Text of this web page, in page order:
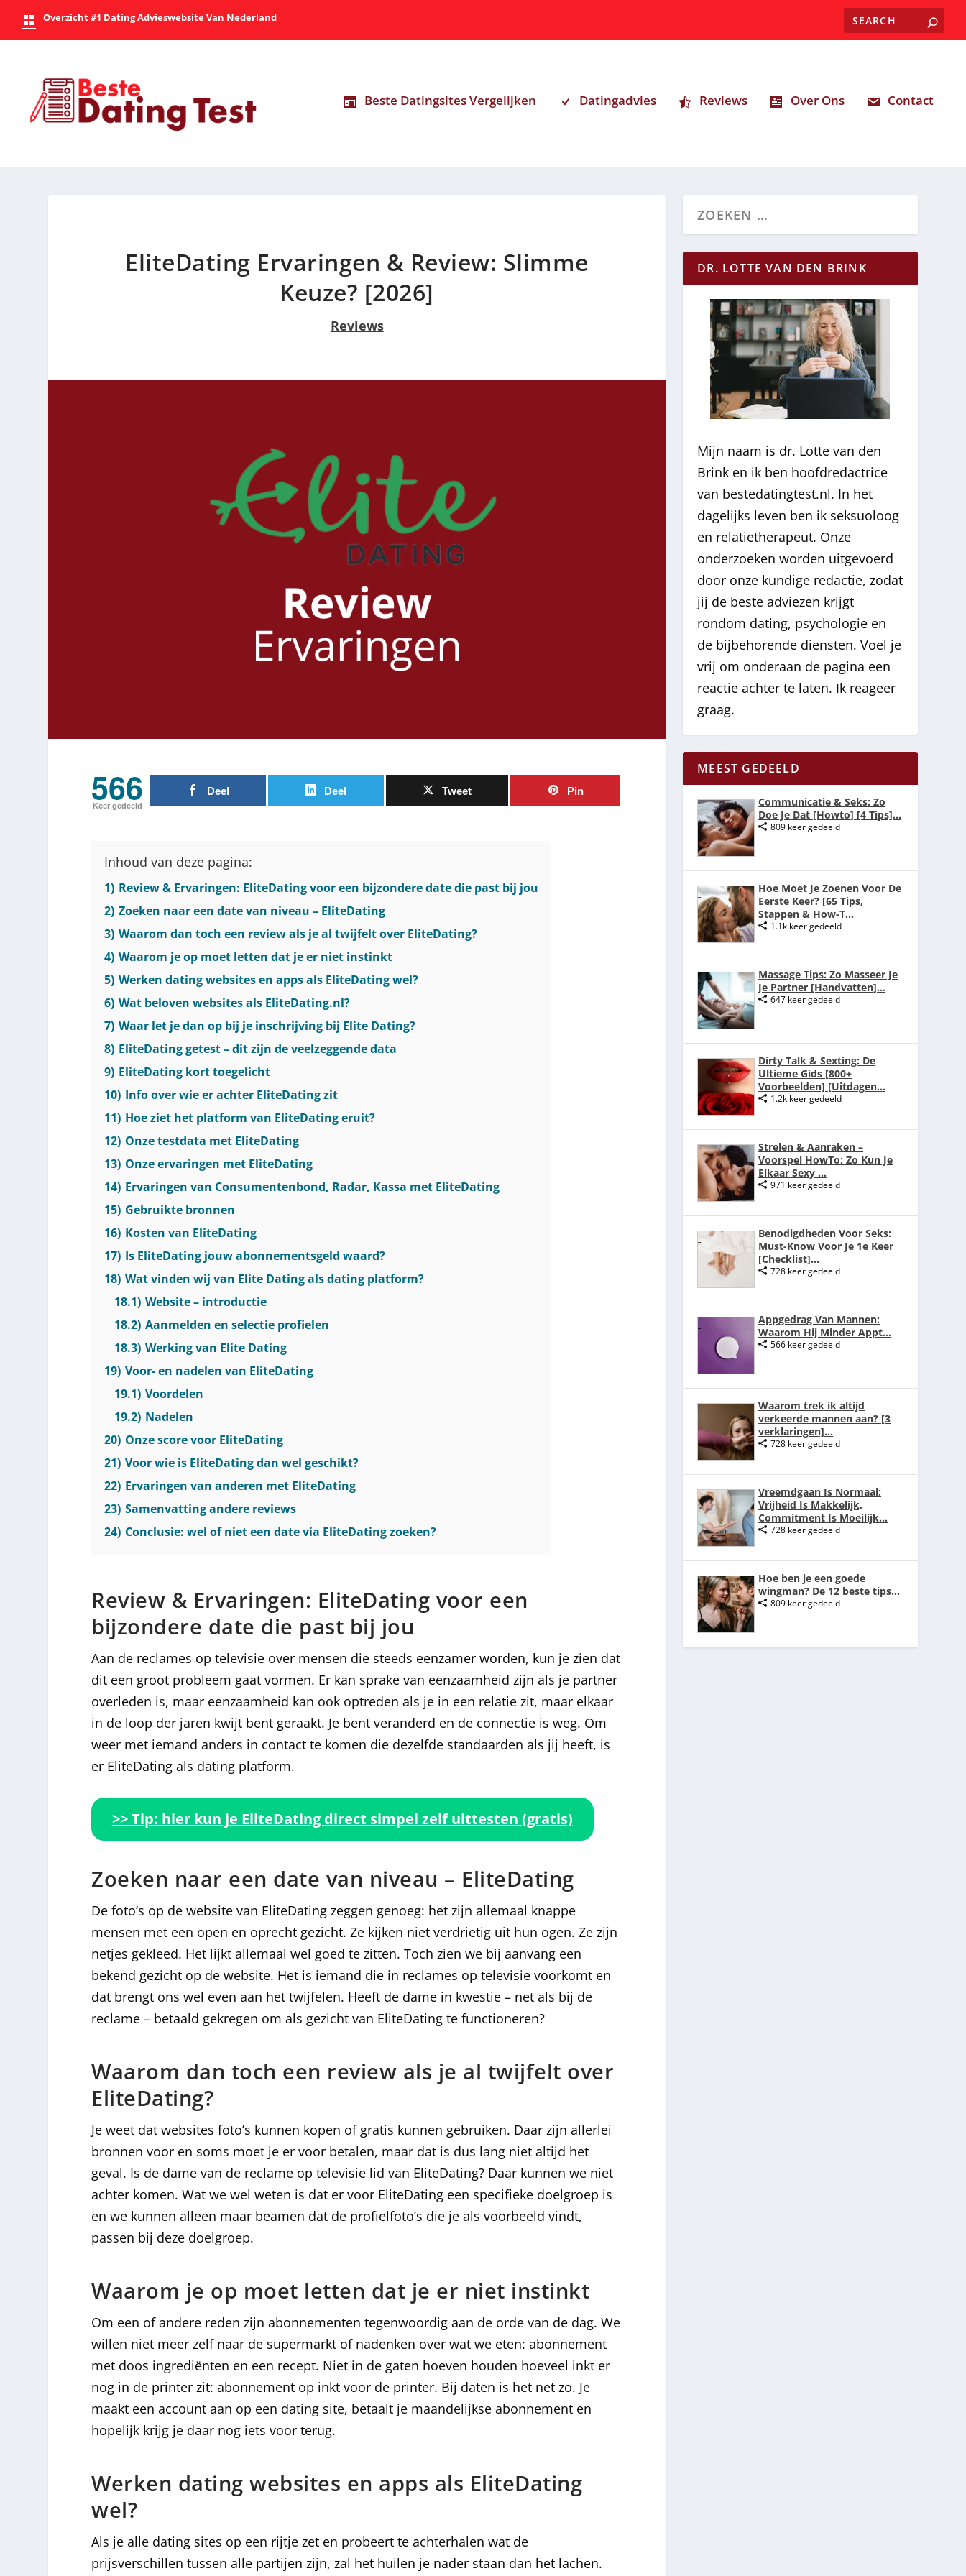
Overzicht #1 Dating Advieswebsite Van Nederland
Beste Datingsites Vergelijken Datingadvies Reviews Over Ons Contact
EliteDating Ervaringen & Review: Slimme
Keuze? [2026]
Reviews
566
Keer gedeeld
Deel Deel Tweet Pin
Inhoud van deze pagina:
1) Review & Ervaringen: EliteDating voor een bijzondere date die past bij jou
2) Zoeken naar een date van niveau – EliteDating
3) Waarom dan toch een review als je al twijfelt over EliteDating?
4) Waarom je op moet letten dat je er niet instinkt
5) Werken dating websites en apps als EliteDating wel?
6) Wat beloven websites als EliteDating.nl?
7) Waar let je dan op bij je inschrijving bij Elite Dating?
8) EliteDating getest – dit zijn de veelzeggende data
9) EliteDating kort toegelicht
10) Info over wie er achter EliteDating zit
11) Hoe ziet het platform van EliteDating eruit?
12) Onze testdata met EliteDating
13) Onze ervaringen met EliteDating
14) Ervaringen van Consumentenbond, Radar, Kassa met EliteDating
15) Gebruikte bronnen
16) Kosten van EliteDating
17) Is EliteDating jouw abonnementsgeld waard?
18) Wat vinden wij van Elite Dating als dating platform?
18.1) Website – introductie
18.2) Aanmelden en selectie profielen
18.3) Werking van Elite Dating
19) Voor- en nadelen van EliteDating
19.1) Voordelen
19.2) Nadelen
20) Onze score voor EliteDating
21) Voor wie is EliteDating dan wel geschikt?
22) Ervaringen van anderen met EliteDating
23) Samenvatting andere reviews
24) Conclusie: wel of niet een date via EliteDating zoeken?
Review & Ervaringen: EliteDating voor een
bijzondere date die past bij jou
Aan de reclames op televisie over mensen die steeds eenzamer worden, kun je zien dat
dit een groot probleem gaat vormen. Er kan sprake van eenzaamheid zijn als je partner
overleden is, maar eenzaamheid kan ook optreden als je in een relatie zit, maar elkaar
in de loop der jaren kwijt bent geraakt. Je bent veranderd en de connectie is weg. Om
weer met iemand anders in contact te komen die dezelfde standaarden als jij heeft, is
er EliteDating als dating platform.
>> Tip: hier kun je EliteDating direct simpel zelf uittesten (gratis)
Zoeken naar een date van niveau – EliteDating
De foto’s op de website van EliteDating zeggen genoeg: het zijn allemaal knappe
mensen met een open en oprecht gezicht. Ze kijken niet verdrietig uit hun ogen. Ze zijn
netjes gekleed. Het lijkt allemaal wel goed te zitten. Toch zien we bij aanvang een
bekend gezicht op de website. Het is iemand die in reclames op televisie voorkomt en
dat brengt ons wel even aan het twijfelen. Heeft de dame in kwestie – net als bij de
reclame – betaald gekregen om als gezicht van EliteDating te functioneren?
Waarom dan toch een review als je al twijfelt over
EliteDating?
Je weet dat websites foto’s kunnen kopen of gratis kunnen gebruiken. Daar zijn allerlei
bronnen voor en soms moet je er voor betalen, maar dat is dus lang niet altijd het
geval. Is de dame van de reclame op televisie lid van EliteDating? Daar kunnen we niet
achter komen. Wat we wel weten is dat er voor EliteDating een specifieke doelgroep is
en we kunnen alleen maar beamen dat de profielfoto’s die je als voorbeeld vindt,
passen bij deze doelgroep.
Waarom je op moet letten dat je er niet instinkt
Om een of andere reden zijn abonnementen tegenwoordig aan de orde van de dag. We
willen niet meer zelf naar de supermarkt of nadenken over wat we eten: abonnement
met doos ingrediënten en een recept. Niet in de gaten hoeven houden hoeveel inkt er
nog in de printer zit: abonnement op inkt voor de printer. Bij daten is het net zo. Je
maakt een account aan op een dating site, betaalt je maandelijkse abonnement en
hopelijk krijg je daar nog iets voor terug.
Werken dating websites en apps als EliteDating
wel?
Als je alle dating sites op een rijtje zet en probeert te achterhalen wat de
prijsverschillen tussen alle partijen zijn, zal het huilen je nader staan dan het lachen.
DR. LOTTE VAN DEN BRINK
Mijn naam is dr. Lotte van den
Brink en ik ben hoofdredactrice
van bestedatingtest.nl. In het
dagelijks leven ben ik seksuoloog
en relatietherapeut. Onze
onderzoeken worden uitgevoerd
door onze kundige redactie, zodat
jij de beste adviezen krijgt
rondom dating, psychologie en
de bijbehorende diensten. Voel je
vrij om onderaan de pagina een
reactie achter te laten. Ik reageer
graag.
MEEST GEDEELD
Communicatie & Seks: Zo
Doe Je Dat [Howto] [4 Tips]...
809 keer gedeeld
Hoe Moet Je Zoenen Voor De
Eerste Keer? [65 Tips,
Stappen & How-T...
1.1k keer gedeeld
Massage Tips: Zo Masseer Je
Je Partner [Handvatten]...
647 keer gedeeld
Dirty Talk & Sexting: De
Ultieme Gids [800+
Voorbeelden] [Uitdagen...
1.2k keer gedeeld
Strelen & Aanraken –
Voorspel HowTo: Zo Kun Je
Elkaar Sexy ...
971 keer gedeeld
Benodigdheden Voor Seks:
Must-Know Voor Je 1e Keer
[Checklist]...
728 keer gedeeld
Appgedrag Van Mannen:
Waarom Hij Minder Appt...
566 keer gedeeld
Waarom trek ik altijd
verkeerde mannen aan? [3
verklaringen]...
728 keer gedeeld
Vreemdgaan Is Normaal:
Vrijheid Is Makkelijk,
Commitment Is Moeilijk...
728 keer gedeeld
Hoe ben je een goede
wingman? De 12 beste tips...
809 keer gedeeld